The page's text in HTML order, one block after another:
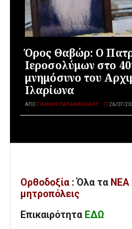
Όρος Θαβώρ: Ο
Ιεροσολύμων στο
μνημόσυνο του
Ιλαρίωνα
ΑΠΌ ΓΙΆΝΝΗΣ ΠΑΠΑΝΙΚΟΛΆΟΥ 26/07/
Ορθοδοξία : Όλα τα ΝΕΑ
μητροπόλεις
Επικαιρότητα ΕΔΩ